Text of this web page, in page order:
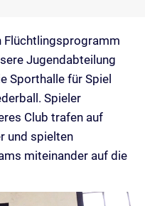
Flüchtlingsprogramm
Jugendabteilung
Sporthalle für Spiel
Spieler
Club trafen auf
und spielten
miteinander auf die